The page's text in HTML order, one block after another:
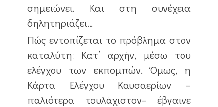
σημειώνει. Και στη συνέχεια
δηλητηριάζει…
Πώς εντοπίζεται το πρόβλημα στον
καταλύτη; Κατ’ αρχήν, μέσω του
ελέγχου των εκπομπών. Όμως, η
Κάρτα Ελέγχου Καυσαερίων –
παλιότερα τουλάχιστον– έβγαινε